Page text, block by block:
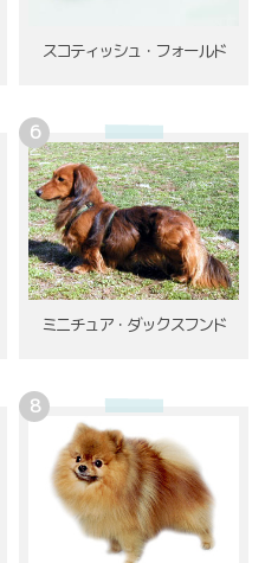
スコティッシュ・フォールド
ミニチュア・ダックスフンド